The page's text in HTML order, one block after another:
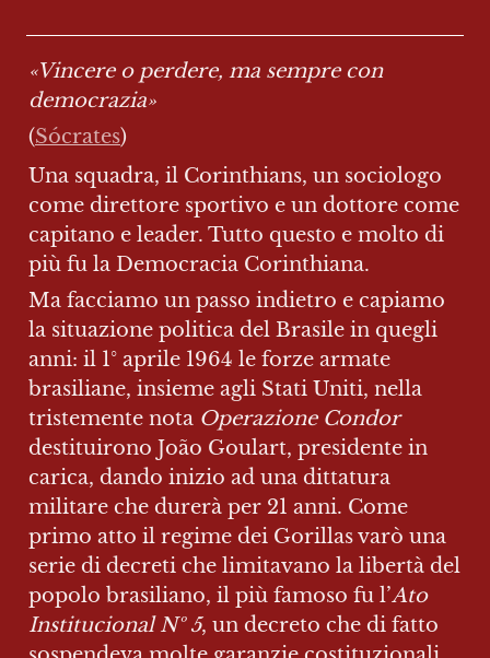
«Vincere o perdere, ma sempre con
democrazia»
(Sócrates)
Una squadra, il Corinthians, un sociologo
come direttore sportivo e un dottore come
capitano e leader. Tutto questo e molto di
più fu la Democracia Corinthiana.
Ma facciamo un passo indietro e capiamo
la situazione politica del Brasile in quegli
anni: il 1° aprile 1964 le forze armate
brasiliane, insieme agli Stati Uniti, nella
tristemente nota Operazione Condor
destituirono João Goulart, presidente in
carica, dando inizio ad una dittatura
militare che durerà per 21 anni. Come
primo atto il regime dei Gorillas varò una
serie di decreti che limitavano la libertà del
popolo brasiliano, il più famoso fu l’Ato
Institucional Nº 5, un decreto che di fatto